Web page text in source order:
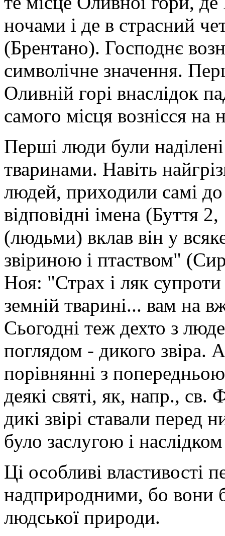
ночами і де в страсний
(Брентано). Господнє
символічне значення.
Оливній горі внаслідок
самого місця вознісся на
Перші люди були
тваринами. Навіть
людей, приходили самі
відповідні імена (Буття
(людьми) вклав він у
звіриною і птаством"
Ноя: "Страх і ляк
земній тварині... вам на
Сьогодні теж дехто з
поглядом - дикого звіра.
порівнянні з
деякі святі, як, напр.,
дикі звірі ставали перед
було заслугою і наслідком
Ці особливі властивості
надприродними, бо вони
людської природи.